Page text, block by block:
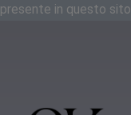
presente in questo sito